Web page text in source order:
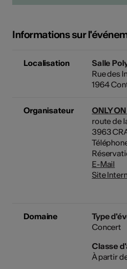
Informations sur
Localisation
Salle
Rue des
1964
Organisateur
ONLY
route de
3963
E-Mail
Site
Domaine
Type
Concert
Classe
À partir